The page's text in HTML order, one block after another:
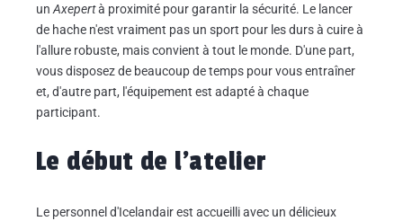
un Axepertà proximité pour garantir la sécurité. Le lancer
de hache n'est vraiment pas un sport pour les durs à cuire à
l'allure robuste, mais convient à tout le monde. D'une part,
vous disposez de beaucoup de temps pour vous entraîner
et, d'autre part, l'équipement est adapté à chaque
participant.
Le début de l'atelier
Le personnel d'Icelandair est accueilli avec un délicieux